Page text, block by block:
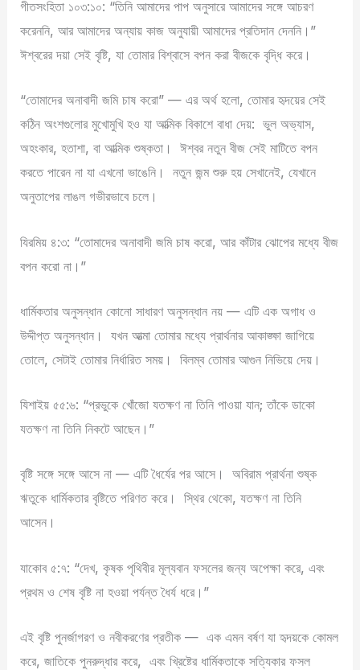
গীতসংহিতা ১০৩:১০: “তিনি আমাদের পাপ অনুসারে আমাদের সঙ্গে আচরণ
করেননি, আর আমাদের অন্যায় কাজ অনুযায়ী আমাদের প্রতিদান দেননি।”
ঈশ্বরের দয়া সেই বৃষ্টি, যা তোমার বিশ্বাসে বপন করা বীজকে বৃদ্ধি করে।
“তোমাদের অনাবাদী জমি চাষ করো” — এর অর্থ হলো, তোমার হৃদয়ের সেই
কঠিন অংশগুলোর মুখোমুখি হও যা আত্মিক বিকাশে বাধা দেয়: ভুল অভ্যাস,
অহংকার, হতাশা, বা আত্মিক শুষ্কতা।
ঈশ্বর নতুন বীজ সেই মাটিতে বপন
করতে পারেন না যা এখনো ভাঙেনি।
নতুন জন্ম শুরু হয় সেখানেই, যেখানে
অনুতাপের লাঙল গভীরভাবে চলে।
যিরমিয় ৪:৩: “তোমাদের অনাবাদী জমি চাষ করো, আর কাঁটার ঝোপের মধ্যে বীজ
বপন করো না।”
ধার্মিকতার অনুসন্ধান কোনো সাধারণ অনুসন্ধান নয় — এটি এক অগাধ ও
উদ্দীপ্ত অনুসন্ধান।
যখন আত্মা তোমার মধ্যে প্রার্থনার আকাঙ্ক্ষা জাগিয়ে
তোলে, সেটাই তোমার নির্ধারিত সময়।
বিলম্ব তোমার আগুন নিভিয়ে দেয়।
যিশাইয় ৫৫:৬: “প্রভুকে খোঁজো যতক্ষণ না তিনি পাওয়া যান; তাঁকে ডাকো
যতক্ষণ না তিনি নিকটে আছেন।”
বৃষ্টি সঙ্গে সঙ্গে আসে না — এটি ধৈর্যের পর আসে।
অবিরাম প্রার্থনা শুষ্ক
ঋতুকে ধার্মিকতার বৃষ্টিতে পরিণত করে।
স্থির থেকো, যতক্ষণ না তিনি
আসেন।
যাকোব ৫:৭: “দেখ, কৃষক পৃথিবীর মূল্যবান ফসলের জন্য অপেক্ষা করে, এবং
প্রথম ও শেষ বৃষ্টি না হওয়া পর্যন্ত ধৈর্য ধরে।”
এই বৃষ্টি পুনর্জাগরণ ও নবীকরণের প্রতীক — এক এমন বর্ষণ যা হৃদয়কে কোমল
করে, জাতিকে পুনরুদ্ধার করে, এবং খ্রিষ্টের ধার্মিকতাকে সত্যিকার ফসল